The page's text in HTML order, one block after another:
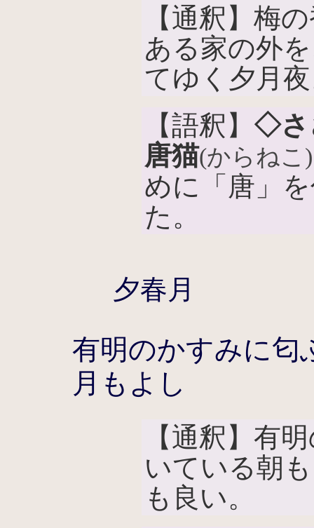
【通釈】梅
ある家の外
てゆく夕月
【語釈】 ◇さ
唐猫(からねこ)
めに「唐」
た。
夕春月
有明のかすみに匂
月もよし
【通釈】有
いている朝
も良い。